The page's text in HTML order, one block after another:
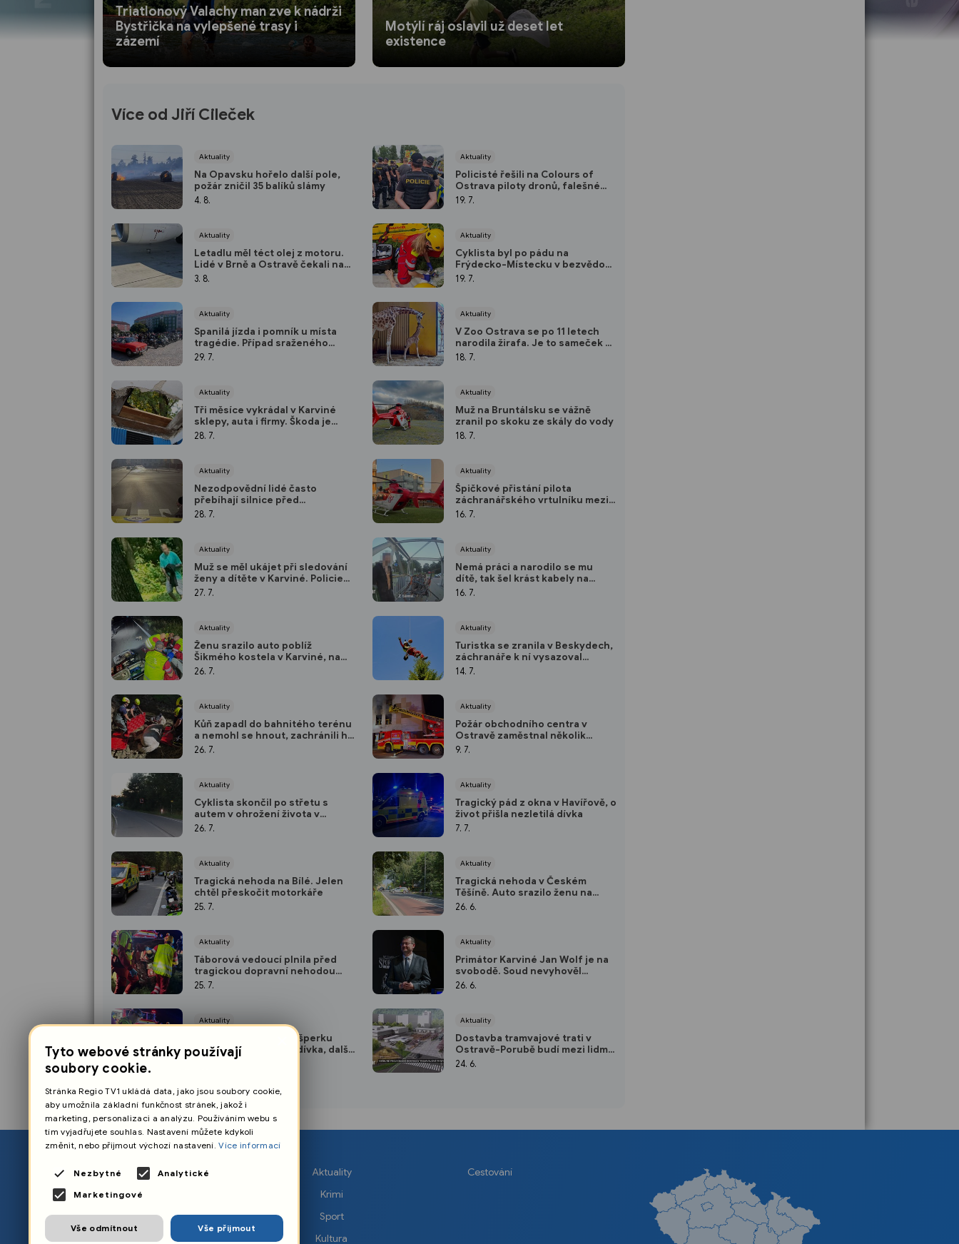
Triatlonový Valachy man zve k nádrži
Bystřička na vylepšené trasy i
zázemí
Motýlí ráj oslavil už deset let
existence
Více od Jiří Cileček
Aktuality
Na Opavsku hořelo další pole,
požár zničil 35 balíků slámy
4. 8.
Aktuality
Letadlu měl téct olej z motoru.
Lidé v Brně a Ostravě čekali na
odlet do Tuniska 6 hodin
3. 8.
Aktuality
Spanilá jízda i pomník u místa
tragédie. Případ sraženého
motorkáře se dál prověřuje
29. 7.
Aktuality
Tři měsíce vykrádal v Karviné
sklepy, auta i firmy. Škoda je
přes 410 tisíc korun
28. 7.
Aktuality
Nezodpovědní lidé často
přebíhají silnice před
spěchajícími sanitkami
28. 7.
Aktuality
Muž se měl ukájet při sledování
ženy a dítěte v Karviné. Policie
hledá ženu i svědky
27. 7.
Aktuality
Ženu srazilo auto poblíž
Šikmého kostela v Karviné, na
místě zemřela
26. 7.
Aktuality
Kůň zapadl do bahnitého terénu
a nemohl se hnout, zachránili ho
hasiči
26. 7.
Aktuality
Cyklista skončil po střetu s
autem v ohrožení života v
nemocnici
26. 7.
Aktuality
Tragická nehoda na Bílé. Jelen
chtěl přeskočit motorkáře
25. 7.
Aktuality
Táborová vedoucí plnila před
tragickou dopravní nehodou
úkol
25. 7.
Aktuality
Po nehodě auta u Brušperku
zemřela čtrnáctiletá dívka, další
tři se zranily
Aktuality
Policisté řešili na Colours of
Ostrava piloty dronů, falešné
vstupenky i dopravní přestupky
19. 7.
Aktuality
Cyklista byl po pádu na
Frýdecko-Místecku v bezvědomí
a ohrožení života
19. 7.
Aktuality
V Zoo Ostrava se po 11 letech
narodila žirafa. Je to sameček a
porod byl překvapením
18. 7.
Aktuality
Muž na Bruntálsku se vážně
zranil po skoku ze skály do vody
18. 7.
Aktuality
Špičkové přistání pilota
záchranářského vrtulníku mezi
paneláky v Opavě
16. 7.
Aktuality
Nemá práci a narodilo se mu
dítě, tak šel krást kabely na
staveniště
16. 7.
Aktuality
Turistka se zranila v Beskydech,
záchranáře k ní vysazoval
vrtulník
14. 7.
Aktuality
Požár obchodního centra v
Ostravě zaměstnal několik
jednotek hasičů
9. 7.
Aktuality
Tragický pád z okna v Havířově, o
život přišla nezletilá dívka
7. 7.
Aktuality
Tragická nehoda v Českém
Těšíně. Auto srazilo ženu na
přechodu pro chodce
26. 6.
Aktuality
Primátor Karviné Jan Wolf je na
svobodě. Soud nevyhověl
žádosti o vzetí do vazby
26. 6.
Aktuality
Dostavba tramvajové trati v
Ostravě-Porubě budí mezi lidmi
velké emoce
24. 6.
O nás
Nastavení cookies
Ochrana osobních údajů
Zpracování osobních údajů
Aktuality
Krimi
Sport
Kultura
Cestování
Tyto webové stránky používají
soubory cookie.
Stránka Regio TV1 ukládá data, jako jsou soubory cookie,
aby umožnila základní funkčnost stránek, jakož i
marketing, personalizaci a analýzu. Používáním webu s
tím vyjadřujete souhlas. Nastavení můžete kdykoli
změnit, nebo přijmout výchozí nastavení.Více informací
Nezbytné
Analytické
Marketingové
Vše přijmout
Vše odmítnout